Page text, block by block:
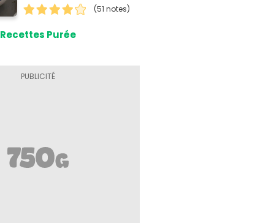
(51 notes)
Recettes Purée